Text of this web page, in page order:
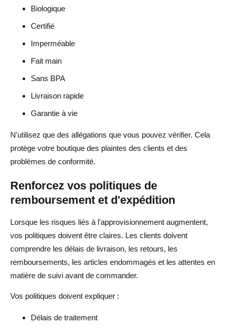
Biologique
Certifié
Imperméable
Fait main
Sans BPA
Livraison rapide
Garantie à vie
N'utilisez que des allégations que vous pouvez vérifier. Cela
protège votre boutique des plaintes des clients et des
problèmes de conformité.
Renforcez vos politiques de
remboursement et d'expédition
Lorsque les risques liés à l'approvisionnement augmentent,
vos politiques doivent être claires. Les clients doivent
comprendre les délais de livraison, les retours, les
remboursements, les articles endommagés et les attentes en
matière de suivi avant de commander.
Vos politiques doivent expliquer :
Délais de traitement